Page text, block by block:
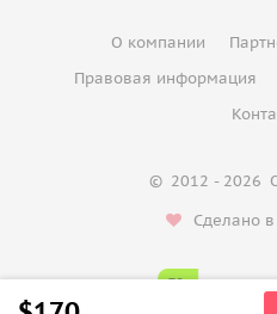
О компании
Правовая информация
© 2012 - 2026
Сделано